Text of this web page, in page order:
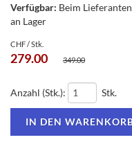
Verfügbar: Beim Lieferanten
an Lager
CHF / Stk.
279.00 349.00
Anzahl (Stk.): Stk.